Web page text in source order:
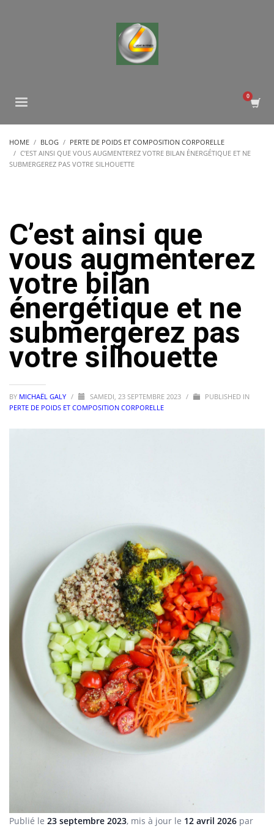
HOME BLOG
PERTE DE POIDS ET COMPOSITION CORPORELLE
C’EST AINSI QUE VOUS AUGMENTEREZ VOTRE BILAN ÉNERGÉTIQUE ET NE
SUBMERGEREZ PAS VOTRE SILHOUETTE
C’est ainsi que
vous augmenterez
votre bilan
énergétique et ne
submergerez pas
votre silhouette
BY MICHAËL GALY / SAMEDI, 23 SEPTEMBRE 2023 /
PUBLISHED IN
PERTE DE POIDS ET COMPOSITION CORPORELLE
Publié le 23 septembre 2023, mis à jour le 12 avril 2026 par